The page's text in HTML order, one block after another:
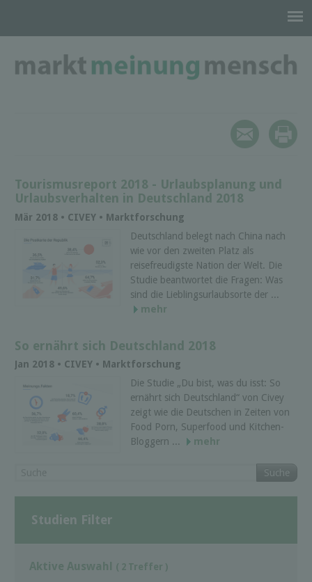
Tourismusreport 2018 - Urlaubsplanung und
Urlaubsverhalten in Deutschland 2018
Mär 2018 • CIVEY • Marktforschung
Deutschland belegt nach China nach
wie vor den zweiten Platz als
reisefreudigste Nation der Welt. Die
Studie beantwortet die Fragen: Was
sind die Lieblingsurlaubsorte der ...
mehr
So ernährt sich Deutschland 2018
Jan 2018 • CIVEY • Marktforschung
Die Studie „Du bist, was du isst: So
ernährt sich Deutschland“ von Civey
zeigt wie die Deutschen in Zeiten von
Food Porn, Superfood und Kitchen-
Bloggern ...
mehr
Suche
Studien Filter
Aktive Auswahl ( 2 Treffer )